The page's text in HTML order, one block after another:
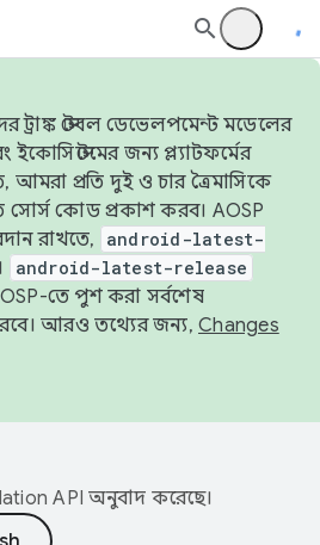
স্টেবল ডেভেলপমেন্ট মডেলের
জন্য প্ল্যাটফর্মের
আমরা প্রতি দুই ও চার ত্রৈমাসিকে
সোর্স কোড প্রকাশ করব। AOSP
রাখতে,
android-latest-
android-latest-release
AOSP-তে পুশ করা সর্বশেষ
আরও তথ্যের জন্য, Changes
API অনুবাদ করেছে।